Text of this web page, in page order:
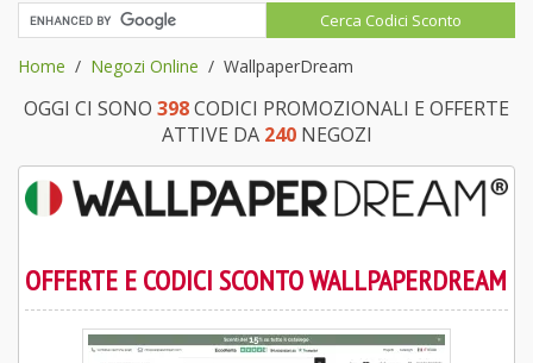
Home Negozi Online WallpaperDream
OGGI CI SONO 398CODICI PROMOZIONALI E OFFERTE
ATTIVE DA 240NEGOZI
OFFERTE E CODICI SCONTO WALLPAPERDREAM